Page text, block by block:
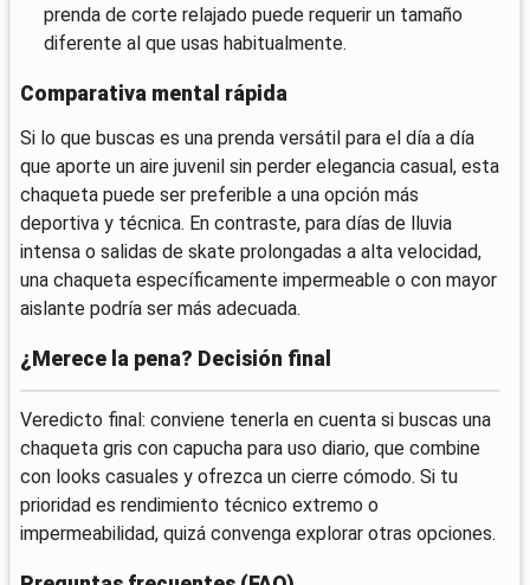
prenda de corte relajado puede requerir un tamaño
diferente al que usas habitualmente.
Comparativa mental rápida
Si lo que buscas es una prenda versátil para el día a día
que aporte un aire juvenil sin perder elegancia casual, esta
chaqueta puede ser preferible a una opción más
deportiva y técnica. En contraste, para días de lluvia
intensa o salidas de skate prolongadas a alta velocidad,
una chaqueta específicamente impermeable o con mayor
aislante podría ser más adecuada.
¿Merece la pena? Decisión final
Veredicto final: conviene tenerla en cuenta si buscas una
chaqueta gris con capucha para uso diario, que combine
con looks casuales y ofrezca un cierre cómodo. Si tu
prioridad es rendimiento técnico extremo o
impermeabilidad, quizá convenga explorar otras opciones.